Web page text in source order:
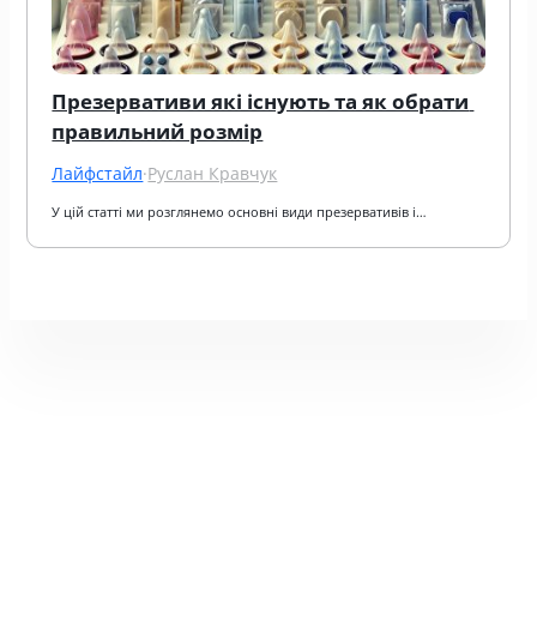
Презервативи які існують та як обрати
правильний розмір
Лайфстайл·Руслан Кравчук
У цій статті ми розглянемо основні види презервативів і…